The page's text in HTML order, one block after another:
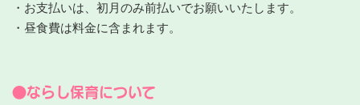
・お支払いは、初月のみ前払いでお願いいたします。
・昼食費は料金に含まれます。
●ならし保育について